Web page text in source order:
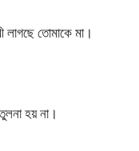
লাগছে তোমাকে মা।
হয় না।